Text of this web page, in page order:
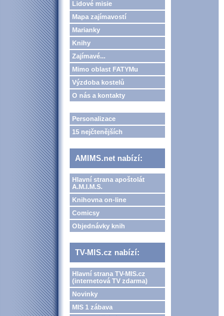
Lidové misie
Mapa zajímavostí
Marianky
Knihy
Zajímavé...
Mimo oblast FATYMu
Výzdoba kostelů
O nás a kontakty
Personalizace
15 nejčtenějších
AMIMS.net nabízí:
Hlavní strana apoštolát
A.M.I.M.S.
Knihovna on-line
Comicsy
Objednávky knih
TV-MIS.cz nabízí:
Hlavní strana TV-MIS.cz
(internetová TV zdarma)
Novinky
MIS 1 zábava